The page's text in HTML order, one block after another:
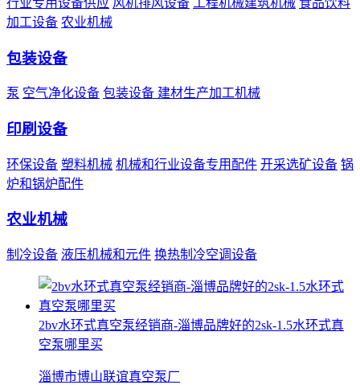
加工设备 农业机械
包装设备
泵 空气净化设备 包装设备 建材生产加工机械
印刷设备
环保设备 塑料机械 机械和行业设备专用配件 开采选矿设备 锅
炉和锅炉配件
农业机械
制冷设备 液压机械和元件 换热制冷空调设备
2bv水环式真空泵经销商-淄博品牌好的2sk-1.5水环式真
空泵哪里买
淄博市博山联谊真空泵厂